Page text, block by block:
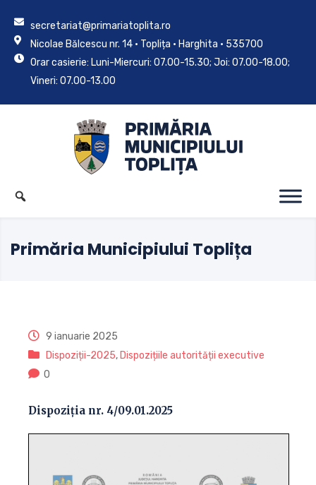
secretariat@primariatoplita.ro
Nicolae Bălcescu nr. 14 • Toplița • Harghita • 535700
Orar casierie: Luni-Miercuri: 07.00-15.30; Joi: 07.00-18.00;
Vineri: 07.00-13.00
Primăria Municipiului Toplița
9 ianuarie 2025
Dispoziții-2025, Dispozițiile autorității executive
0
Dispoziția nr. 4/09.01.2025